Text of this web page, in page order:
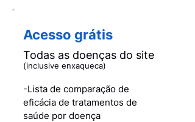
Acesso grátis
Todas as doenças do site
(inclusive enxaqueca)
-Lista de comparação de
eficácia de tratamentos de
saúde por doença